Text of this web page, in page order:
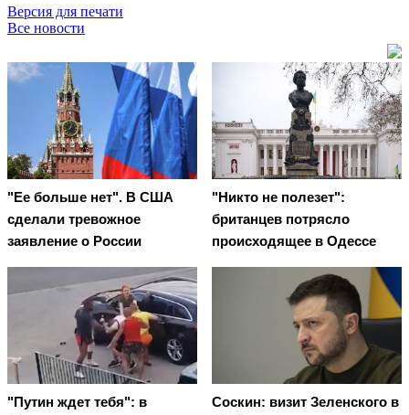
Версия для печати
Все новости
"Ее больше нет". В США
сделали тревожное
заявление о России
"Никто не полезет":
британцев потрясло
происходящее в Одессе
"Путин ждет тебя": в
Соскин: визит Зеленского в